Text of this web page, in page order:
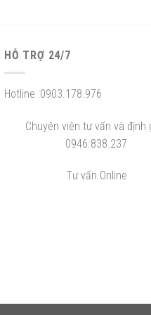
HỖ TRỢ 24/7
Hotline :0903.178.976
Chuyên viên tư vấn và định
0946.838.237
Tư vấn Online